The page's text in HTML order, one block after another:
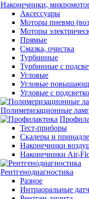
Наконечники,
Аксессуары
Моторы пневмо
Моторы
Прямые
Смазка, очистка
Турбинные
Турбинные с
Угловые
Угловые
Угловые с
Полимеризационные
Тест-приборы
Скалеры и
Наконечники
Наконечники Air-
Рентгенодиагностика
Разное
Интраоральные